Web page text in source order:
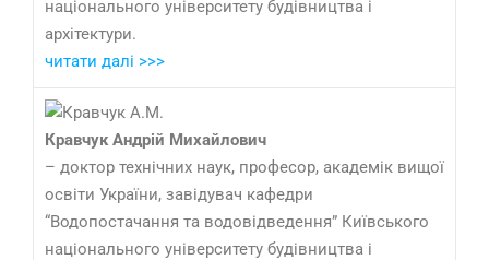
національного університету будівництва і
архітектури.
читати далі >>>
Кравчук Андрій Михайлович
– доктор технічних наук, професор, академік вищої
освіти України, завідувач кафедри
“Водопостачання та водовідведення” Київського
національного університету будівництва і